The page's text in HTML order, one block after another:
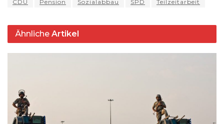
k
CDU
Pension Sozialabbau SPD Teilzeitarbeit
Ähnliche Artikel